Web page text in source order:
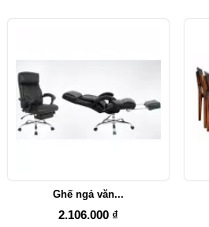
Ghế ngả văn...
2.106.000 ₫